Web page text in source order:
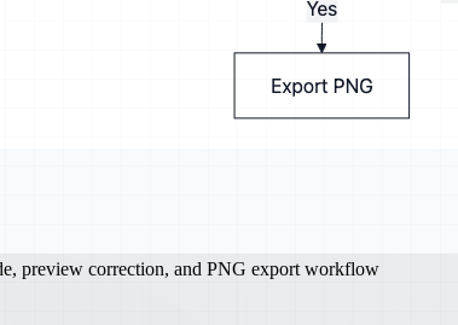
preview correction, and PNG export workflow